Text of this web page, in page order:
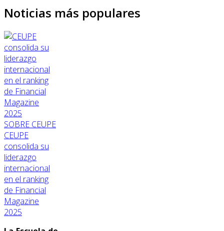
Noticias más populares
SOBRE CEUPE
CEUPE
consolida su
liderazgo
internacional
en el ranking
de Financial
Magazine
2025